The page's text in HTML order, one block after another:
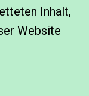
Inhalt,
Website